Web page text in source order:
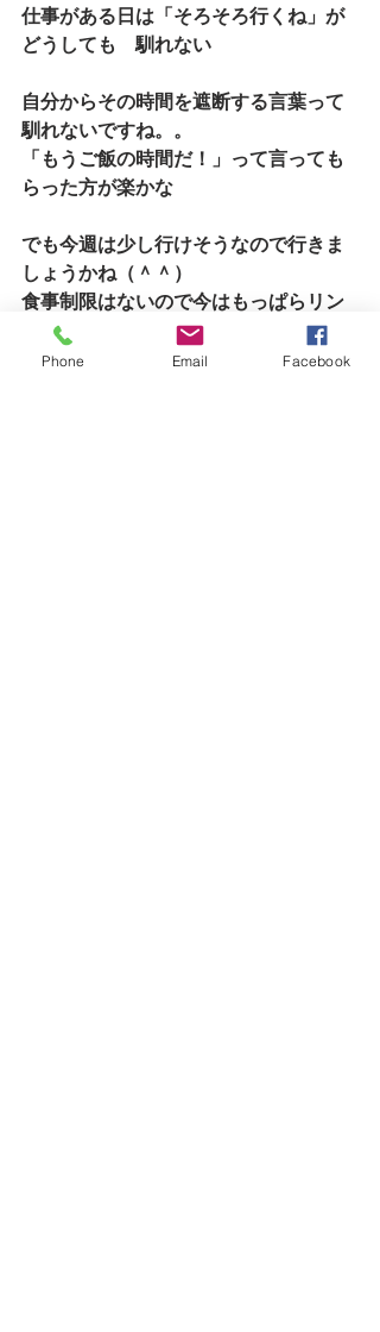
仕事がある日は「そろそろ行くね」が
どうしても　馴れない
自分からその時間を遮断する言葉って
馴れないですね。。
「もうご飯の時間だ！」って言っても
らった方が楽かな
でも今週は少し行けそうなので行きま
しょうかね（＾＾）
食事制限はないので今はもっぱらリン
ゴジュースがおいしいらしい
＆プリンとかね
Phone Email Facebook